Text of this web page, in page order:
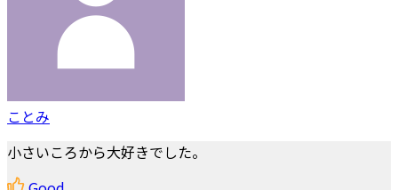
ことみ
小さいころから大好きでした。